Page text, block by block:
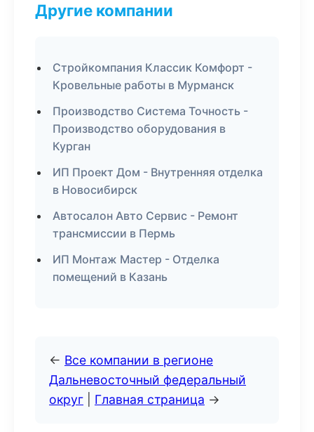
Другие компании
Стройкомпания Классик Комфорт -
Кровельные работы в Мурманск
Производство Система Точность -
Производство оборудования в
Курган
ИП Проект Дом - Внутренняя отделка
в Новосибирск
Автосалон Авто Сервис - Ремонт
трансмиссии в Пермь
ИП Монтаж Мастер - Отделка
помещений в Казань
← Все компании в регионе
Дальневосточный федеральный
округ
Главная страница →